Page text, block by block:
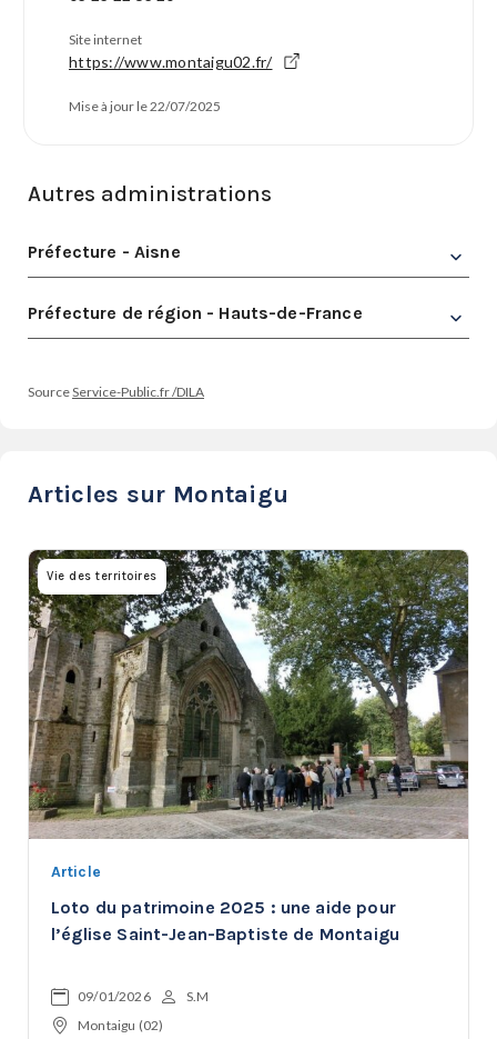
Site internet
https://www.montaigu02.fr/
Mise à jour le 22/07/2025
Autres administrations
Préfecture - Aisne
Préfecture de région - Hauts-de-France
SourceService-Public.fr /DILA
Articles sur Montaigu
Vie des territoires
Article
Loto du patrimoine 2025 : une aide pour
l’église Saint-Jean-Baptiste de Montaigu
09/01/2026
S.M
Montaigu (02)